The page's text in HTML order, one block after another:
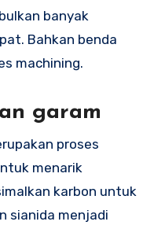
banyak
Bahkan benda
machining.
garam
proses
menarik
karbon untuk
sianida menjadi